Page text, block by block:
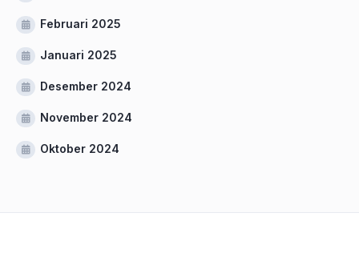
Februari 2025
Januari 2025
Desember 2024
November 2024
Oktober 2024